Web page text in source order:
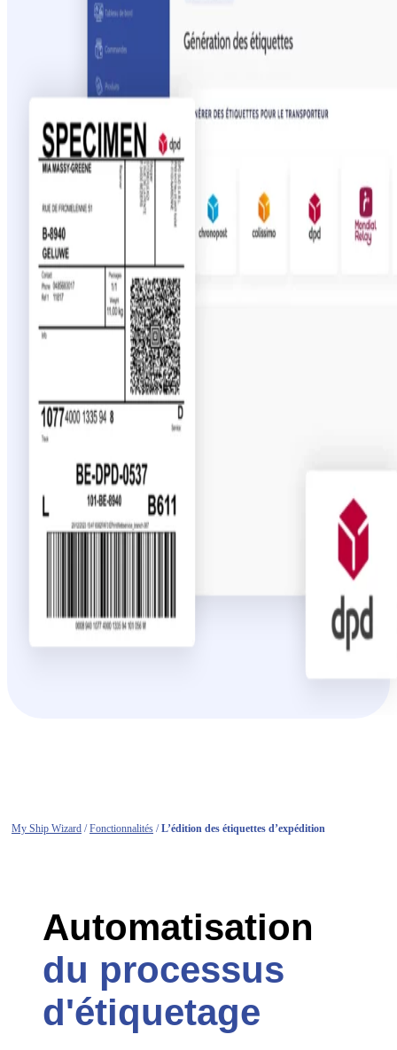
My Ship Wizard /Fonctionnalités /L’édition des étiquettes d’expédition
Automatisation
du processus
d'étiquetage